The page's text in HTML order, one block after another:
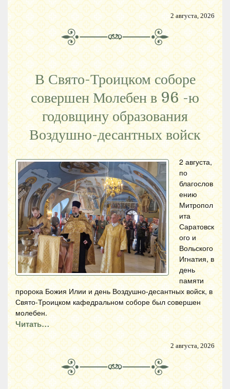
2 августа, 2026
В Свято-Троицком соборе
совершен Молебен в 96 -ю
годовщину образования
Воздушно-десантных войск
2 августа,
по
благослов
ению
Митропол
ита
Саратовск
ого и
Вольского
Игнатия, в
день
памяти
пророка Божия Илии и день Воздушно-десантных войск, в
Свято-Троицком кафедральном соборе был совершен
молебен.
Читать…
2 августа, 2026